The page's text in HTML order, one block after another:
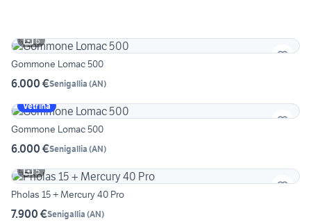
6
Gommone Lomac 500
6.000 €Senigallia (AN)
Vetrina
Gommone Lomac 500
6.000 €Senigallia (AN)
5
Pholas 15 + Mercury 40 Pro
7.900 €Senigallia (AN)